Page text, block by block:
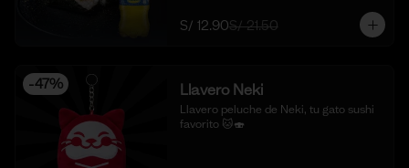
S/ 12.90S/ 21.50
-47% Llavero Neki
Llavero peluche de Neki, tu gato sushi
favorito 🐱🍣